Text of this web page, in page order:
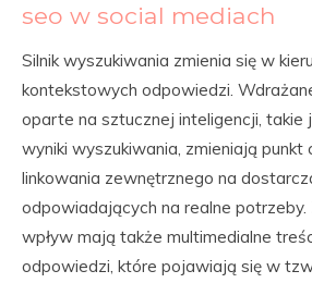
seo w social mediach
Silnik wyszukiwania zmienia się w
kontekstowych odpowiedzi.
oparte na sztucznej inteligencji, takie
wyniki wyszukiwania, zmieniają punkt
linkowania zewnętrznego na
odpowiadających na realne potrzeby.
wpływ mają także multimedialne
odpowiedzi, które pojawiają się w